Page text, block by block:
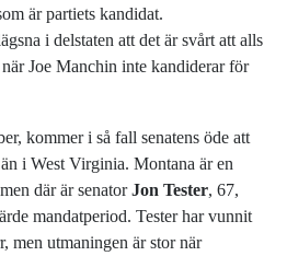
är partiets kandidat.
i delstaten att det är svårt att alls
Joe Manchin inte kandiderar för
kommer i så fall senatens öde att
i West Virginia. Montana är en
där är senatorJon Tester, 67,
mandatperiod. Tester har vunnit
men utmaningen är stor när